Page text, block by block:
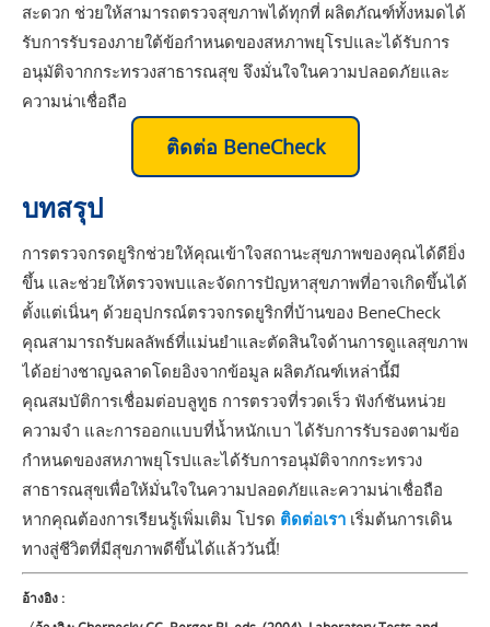
สะดวก ช่วยให้สามารถตรวจสุขภาพได้ทุกที่ ผลิตภัณฑ์ทั้งหมดได้
รับการรับรองภายใต้ข้อกำหนดของสหภาพยุโรปและได้รับการ
อนุมัติจากกระทรวงสาธารณสุข จึงมั่นใจในความปลอดภัยและ
ความน่าเชื่อถือ
ติดต่อ BeneCheck
บทสรุป
การตรวจกรดยูริกช่วยให้คุณเข้าใจสถานะสุขภาพของคุณได้ดียิ่ง
ขึ้น และช่วยให้ตรวจพบและจัดการปัญหาสุขภาพที่อาจเกิดขึ้นได้
ตั้งแต่เนิ่นๆ ด้วยอุปกรณ์ตรวจกรดยูริกที่บ้านของ BeneCheck
คุณสามารถรับผลลัพธ์ที่แม่นยำและตัดสินใจด้านการดูแลสุขภาพ
ได้อย่างชาญฉลาดโดยอิงจากข้อมูล ผลิตภัณฑ์เหล่านี้มี
คุณสมบัติการเชื่อมต่อบลูทูธ การตรวจที่รวดเร็ว ฟังก์ชันหน่วย
ความจำ และการออกแบบที่น้ำหนักเบา ได้รับการรับรองตามข้อ
กำหนดของสหภาพยุโรปและได้รับการอนุมัติจากกระทรวง
สาธารณสุขเพื่อให้มั่นใจในความปลอดภัยและความน่าเชื่อถือ
หากคุณต้องการเรียนรู้เพิ่มเติม โปรด ติดต่อเรา เริ่มต้นการเดิน
ทางสู่ชีวิตที่มีสุขภาพดีขึ้นได้แล้ววันนี้!
อ้างอิง :